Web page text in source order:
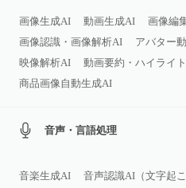
画像生成AI 動画生成AI
画像編
画像認識・画像解析AI
アバター
映像解析AI
動画要約・ハイライ
商品画像自動生成AI
音声・言語処理
音楽生成AI 音声認識AI（文字起こ